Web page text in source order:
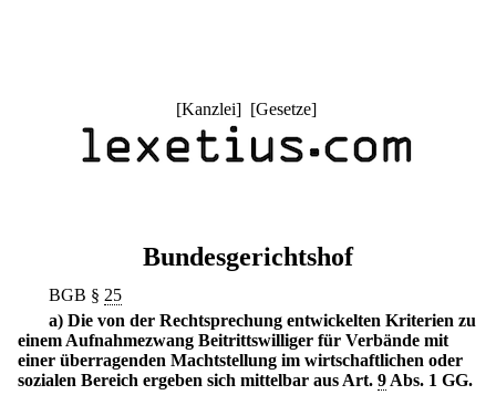
[Kanzlei] [Gesetze]
Bundesgerichtshof
BGB § 25
a) Die von der Rechtsprechung entwickelten Kriterien zu
einem Aufnahmezwang Beitrittswilliger für Verbände mit
einer überragenden Machtstellung im wirtschaftlichen oder
sozialen Bereich ergeben sich mittelbar aus Art. 9 Abs. 1 GG.